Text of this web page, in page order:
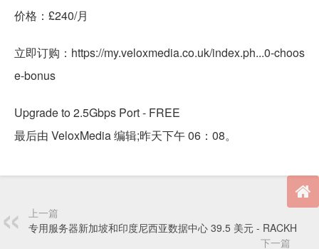
价格：£240/月
立即订购：https://my.veloxmedia.co.uk/index.ph...0-choos
e-bonus
Upgrade to 2.5Gbps Port - FREE
最后由 VeloxMedia 编辑;昨天下午 06：08。
上一篇
专用服务器新加坡和印度尼西亚数据中心 39.5 美元 - RACKH
下一篇